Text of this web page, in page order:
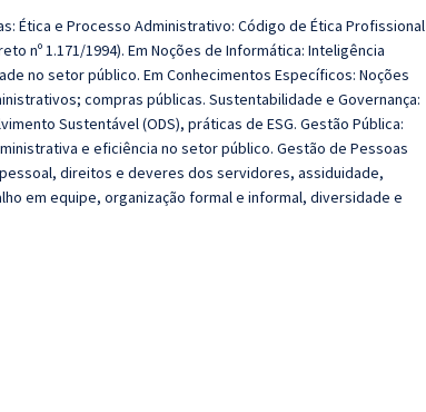
Ética e Processo Administrativo: Código de Ética Profissional
nº 1.171/1994). Em Noções de Informática: Inteligência
no setor público. Em Conhecimentos Específicos: Noções
compras públicas. Sustentabilidade e Governança:
Sustentável (ODS), práticas de ESG. Gestão Pública:
e eficiência no setor público. Gestão de Pessoas
direitos e deveres dos servidores, assiduidade,
em equipe, organização formal e informal, diversidade e